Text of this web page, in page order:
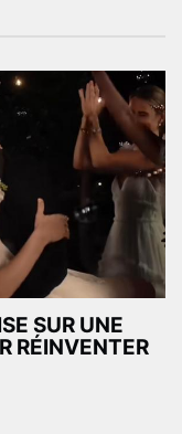
SUR UNE
RÉINVENTER